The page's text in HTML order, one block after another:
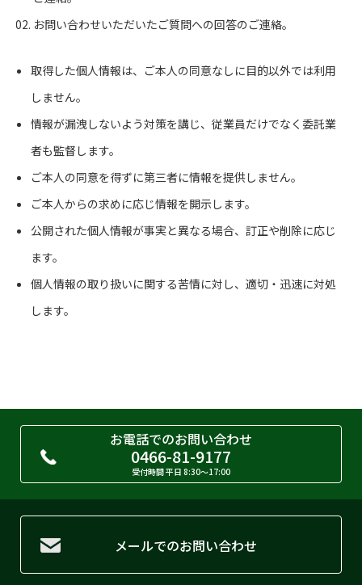
お問い合わせいただいたご質問への回答のご連絡。
取得した個人情報は、ご本人の同意なしに目的以外では利用
しません。
情報が漏洩しないよう対策を講じ、従業員だけでなく委託業
者も監督します。
ご本人の同意を得ずに第三者に情報を提供しません。
ご本人からの求めに応じ情報を開示します。
公開された個人情報が事実と異なる場合、訂正や削除に応じ
ます。
個人情報の取り扱いに関する苦情に対し、適切・迅速に対処
します。
お電話でのお問い合わせ
0466-81-9177
受付時間 平日 8:30〜17:00
メールでのお問い合わせ